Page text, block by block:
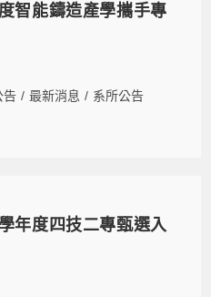
智能鑄造產學攜手專
告 / 最新消息 / 系所公告
年度四技二專甄選入